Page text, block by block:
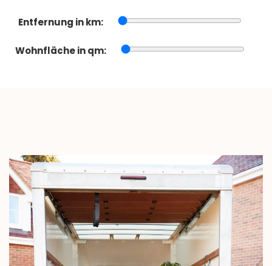
Entfernung in km:
Wohnfläche in qm: